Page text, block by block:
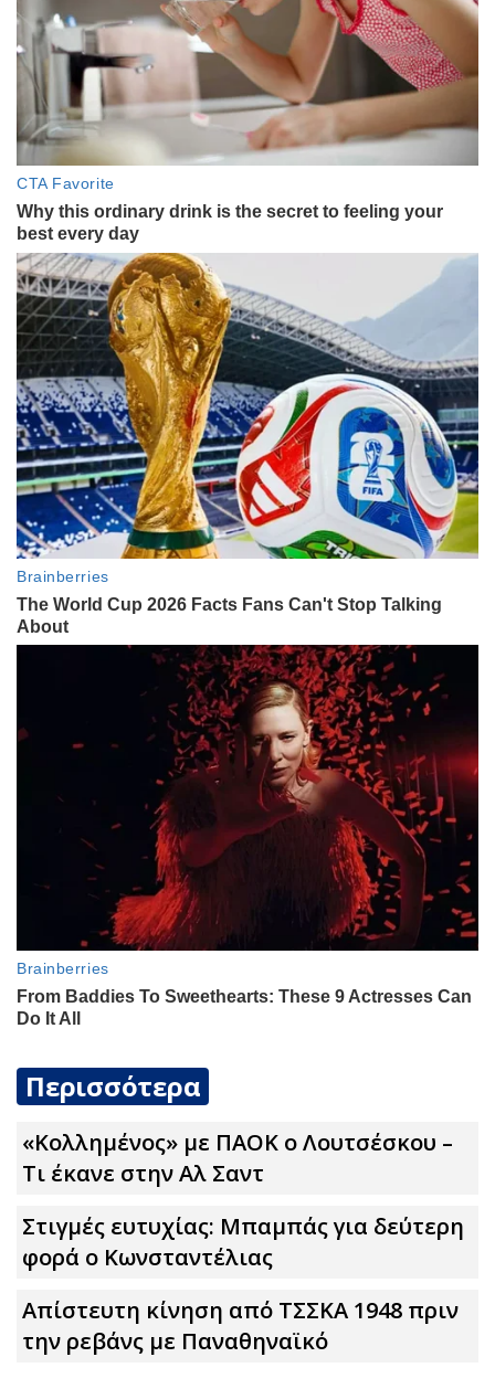
Περισσότερα
«Κολλημένος» με ΠΑΟΚ ο Λουτσέσκου –
Τι έκανε στην Αλ Σαντ
Στιγμές ευτυχίας: Μπαμπάς για δεύτερη
φορά ο Κωνσταντέλιας
Απίστευτη κίνηση από ΤΣΣΚΑ 1948 πριν
την ρεβάνς με Παναθηναϊκό